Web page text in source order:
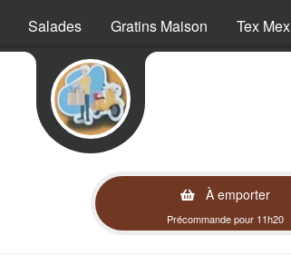
Salades Gratins Maison Tex Mex
À emporter
Précommande pour 11h20